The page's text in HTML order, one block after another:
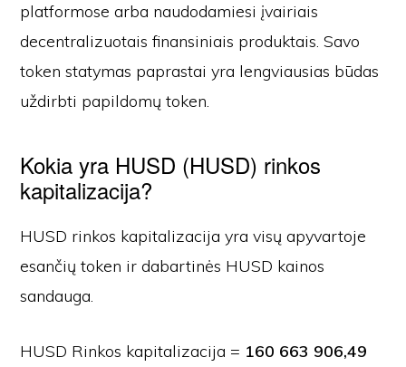
platformose arba naudodamiesi įvairiais
decentralizuotais finansiniais produktais. Savo
token statymas paprastai yra lengviausias būdas
uždirbti papildomų token.
Kokia yra HUSD (HUSD) rinkos
kapitalizacija?
HUSD rinkos kapitalizacija yra visų apyvartoje
esančių token ir dabartinės HUSD kainos
sandauga.
HUSD Rinkos kapitalizacija = 160 663 906,49